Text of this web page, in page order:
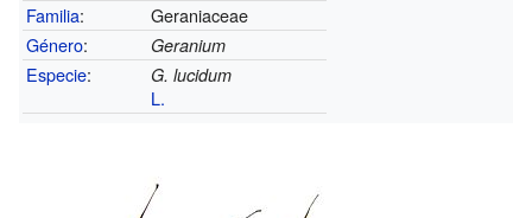
Familia:
Geraniaceae
Género: Geranium
Especie: G. lucidum
L.